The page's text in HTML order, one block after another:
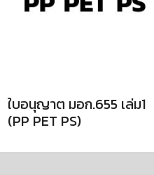
ใบอนุญาต มอก.655 เล่ม1
(PP PET PS)